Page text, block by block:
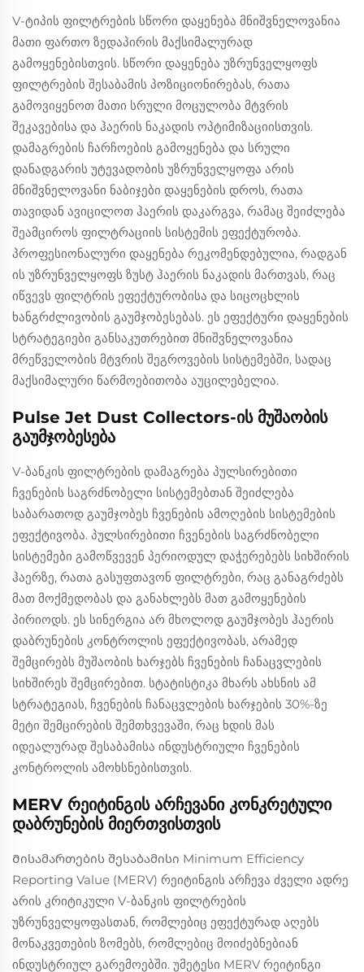
V-ტიპის ფილტრების სწორი დაყენება მნიშვნელოვანია
მათი ფართო ზედაპირის მაქსიმალურად
გამოყენებისთვის. სწორი დაყენება უზრუნველყოფს
ფილტრების შესაბამის პოზიციონირებას, რათა
გამოვიყენოთ მათი სრული მოცულობა მტვრის
შეკავებისა და ჰაერის ნაკადის ოპტიმიზაციისთვის.
დამაგრების ჩარჩოების გამოყენება და სრული
დანადგარის უტევადობის უზრუნველყოფა არის
მნიშვნელოვანი ნაბიჯები დაყენების დროს, რათა
თავიდან ავიცილოთ ჰაერის დაკარგვა, რამაც შეიძლება
შეამციროს ფილტრაციის სისტემის ეფექტურობა.
პროფესიონალური დაყენება რეკომენდებულია, რადგან
ის უზრუნველყოფს ზუსტ ჰაერის ნაკადის მართვას, რაც
იწვევს ფილტრის ეფექტურობისა და სიცოცხლის
ხანგრძლივობის გაუმჯობესებას. ეს ეფექტური დაყენების
სტრატეგიები განსაკუთრებით მნიშვნელოვანია
მრეწველობის მტვრის შეგროვების სისტემებში, სადაც
მაქსიმალური წარმოებითობა აუცილებელია.
Pulse Jet Dust Collectors-ის მუშაობის
გაუმჯობესება
V-ბანკის ფილტრების დამაგრება პულსირებითი
ჩვენების საგრძნობელი სისტემებთან შეიძლება
საბარათოდ გაუმჯობეს ჩვენების ამოღების სისტემების
ეფექტივობა. პულსირებითი ჩვენების საგრძნობელი
სისტემები გამოწვევენ პერიოდულ დაჭერებებს სიხშირის
ჰაერზე, რათა გასუფთავონ ფილტრები, რაც განაგრძებს
მათ მოქმედობას და განახლებს მათ გამოყენების
პირიოდს. ეს სინერგია არ მხოლოდ გაუმჯობეს ჰაერის
დაბრუნების კონტროლის ეფექტივობას, არამედ
შემცირებს მუშაობის ხარჯებს ჩვენების ჩანაცვლების
სიხშირეს შემცირებით. სტატისტიკა მხარს ახსნის ამ
სტრატეგიას, ჩვენების ჩანაცვლების ხარჯების 30%-ზე
მეტი შემცირების შემთხვევაში, რაც ხდის მას
იდეალურად შესაბამისა ინდუსტრიული ჩვენების
კონტროლის ამოხსნებისთვის.
MERV რეიტინგის არჩევანი კონკრეტული
დაბრუნების მიერთვისთვის
Მისამართების შესაბამისი Minimum Efficiency
Reporting Value (MERV) რეიტინგის არჩევა ძველი ადრე
არის კრიტიკული V-ბანკის ფილტრების
უზრუნველყოფასთან, რომლებიც ეფექტურად აღებს
მონაკვეთების ზომებს, რომლებიც მოიძებნებიან
ინდუსტრიულ გარემოებში. უმეტესი MERV რეიტინგი